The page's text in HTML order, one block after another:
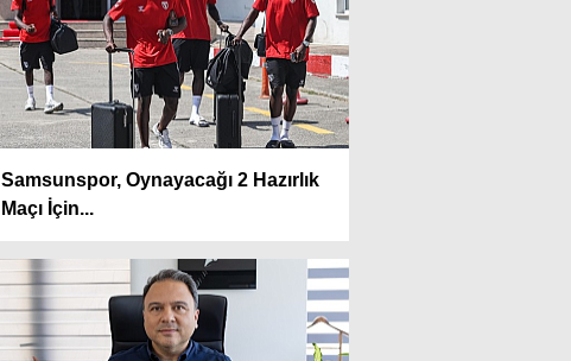
Samsunspor, Oynayacağı 2 Hazırlık
Maçı İçin...